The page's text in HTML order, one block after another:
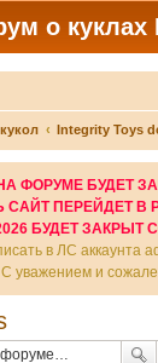
о куклах
Integrity Toys
ФОРУМЕ БУДЕТ
САЙТ ПЕРЕЙДЕТ В
БУДЕТ ЗАКРЫТ
в ЛС аккаунта
С уважением и